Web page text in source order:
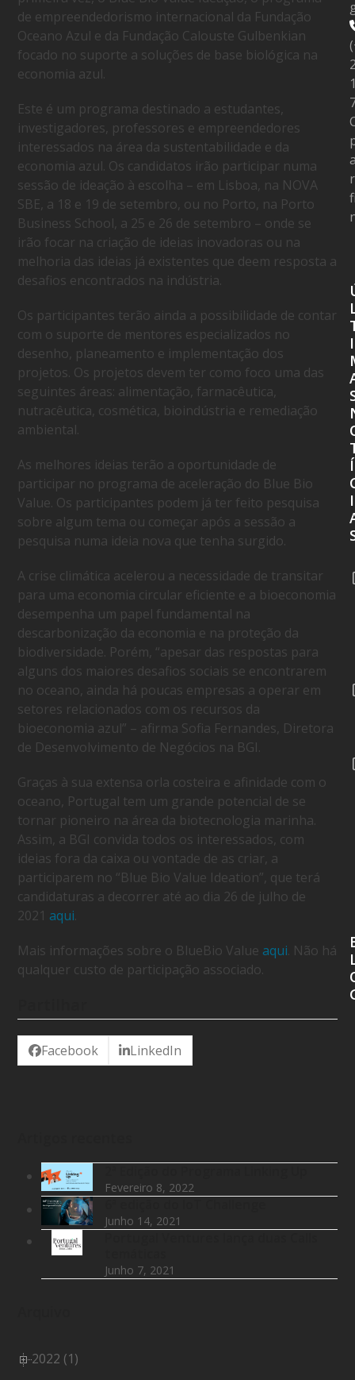
de empreendedorismo internacional da Fundação
Oceano Azul e da Fundação Calouste Gulbenkian
focado no suporte a soluções de base biológica na
economia azul.
Este é um programa destinado a estudantes,
investigadores, professores e empreendedores
interessados na área da sustentabilidade e da
economia azul. Os candidatos irão participar numa
sessão de ideação à escolha – em Lisboa, na NOVA
SBE, a 18 e 19 de setembro, ou no Porto, na Porto
Business School, a 25 e 26 de setembro – onde se
irão focar na criação de ideias inovadoras ou na
melhoria das ideias já existentes que deem resposta a
desafios encontrados na indústria.
Os participantes terão ainda a possibilidade de contar
com o suporte de mentores especializados no
desenho, planeamento e implementação dos
projetos. Os projetos devem ter como foco uma das
seguintes áreas: alimentação, farmacêutica,
nutracêutica, cosmética, bioindústria e remediação
ambiental.
As melhores ideias terão a oportunidade de
participar no programa de aceleração do Blue Bio
Value. Os participantes podem já ter feito pesquisa
sobre algum tema ou começar após a sessão a
pesquisa numa ideia nova que tenha surgido.
A crise climática acelerou a necessidade de transitar
para uma economia circular eficiente e a bioeconomia
desempenha um papel fundamental na
descarbonização da economia e na proteção da
biodiversidade. Porém, “apesar das respostas para
alguns dos maiores desafios sociais se encontrarem
no oceano, ainda há poucas empresas a operar em
setores relacionados com os recursos da
bioeconomia azul” – afirma Sofia Fernandes, Diretora
de Desenvolvimento de Negócios na BGI.
Graças à sua extensa orla costeira e afinidade com o
oceano, Portugal tem um grande potencial de se
tornar pioneiro na área da biotecnologia marinha.
Assim, a BGI convida todos os interessados, com
ideias fora da caixa ou vontade de as criar, a
participarem no “Blue Bio Value Ideation”, que terá
candidaturas a decorrer até ao dia 26 de julho de
2021aqui.
Mais informações sobre o BlueBio Valueaqui. Não há
qualquer custo de participação associado.
Facebook LinkedIn
Fevereiro 8, 2022
Junho 14, 2021
Junho 7, 2021
2022 (1)
I
Í
I